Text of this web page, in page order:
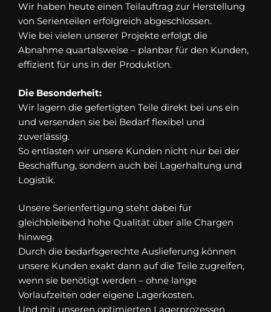
Wir haben heute einen Teilauftrag zur Herstellung
von Serienteilen erfolgreich abgeschlossen.
Wie bei vielen unserer Projekte erfolgt die
Abnahme quartalsweise – planbar für den Kunden,
effizient für uns in der Produktion.
Die Besonderheit:
Wir lagern die gefertigten Teile direkt bei uns ein
und versenden sie bei Bedarf flexibel und
zuverlässig.
So entlasten wir unsere Kunden nicht nur bei der
Beschaffung, sondern auch bei Lagerhaltung und
Logistik.
Unsere Serienfertigung steht dabei für
gleichbleibend hohe Qualität über alle Chargen
hinweg.
Durch die bedarfsgerechte Auslieferung können
unsere Kunden exakt dann auf die Teile zugreifen,
wenn sie benötigt werden – ohne lange
Vorlaufzeiten oder eigene Lagerkosten.
Und mit unseren optimierten Lagerprozessen